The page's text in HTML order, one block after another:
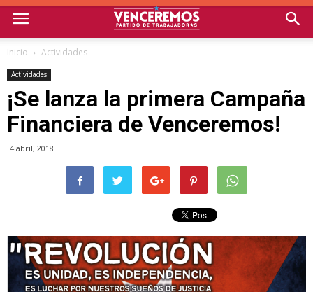
Inicio Actividades
Actividades
¡Se lanza la primera Campaña
Financiera de Venceremos!
4 abril, 2018